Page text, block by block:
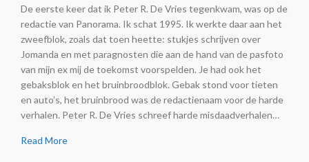
De eerste keer dat ik Peter R. De Vries tegenkwam, was op de
redactie van Panorama. Ik schat 1995. Ik werkte daar aan het
zweefblok, zoals dat toen heette: stukjes schrijven over
Jomanda en met paragnosten die aan de hand van de pasfoto
van mijn ex mij de toekomst voorspelden. Je had ook het
gebaksblok en het bruinbroodblok. Gebak stond voor tieten
en auto’s, het bruinbrood was de redactienaam voor de harde
verhalen. Peter R. De Vries schreef harde misdaadverhalen…
Read More